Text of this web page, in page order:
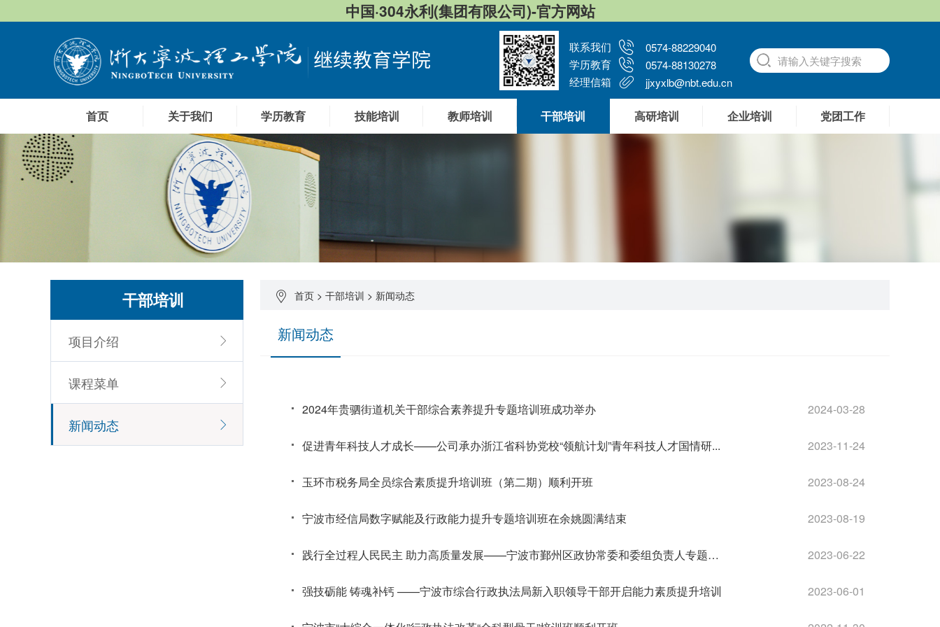
中国·304永利(集团有限公司)-官方网站
联系我们
0574-88229040
学历教育
0574-88130278
经理信箱
jjxyxlb@nbt.edu.cn
首页 关于我们 学历教育 技能培训 教师培训 干部培训 高研培训 企业培训 党团工作
首页 > 干部培训 > 新闻动态
新闻动态
2024-03-28
2024年贵驷街道机关干部综合素养提升专题培训班成功举办
2023-11-24
促进青年科技人才成长——公司承办浙江省科协党校“领航计划”青年科技人才国情研...
2023-08-24
玉环市税务局全员综合素质提升培训班（第二期）顺利开班
2023-08-19
宁波市经信局数字赋能及行政能力提升专题培训班在余姚圆满结束
2023-06-22
践行全过程人民民主 助力高质量发展——宁波市鄞州区政协常委和委组负责人专题培训...
2023-06-01
强技砺能 铸魂补钙 ——宁波市综合行政执法局新入职领导干部开启能力素质提升培训
干部培训
项目介绍
课程菜单
新闻动态